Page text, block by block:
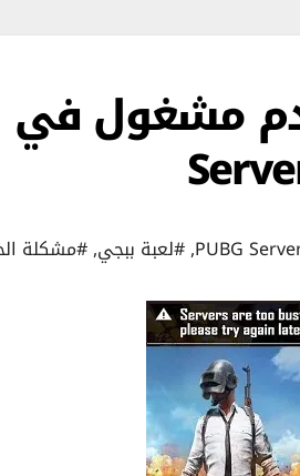
,#لعبة ببجي,#مشكلة